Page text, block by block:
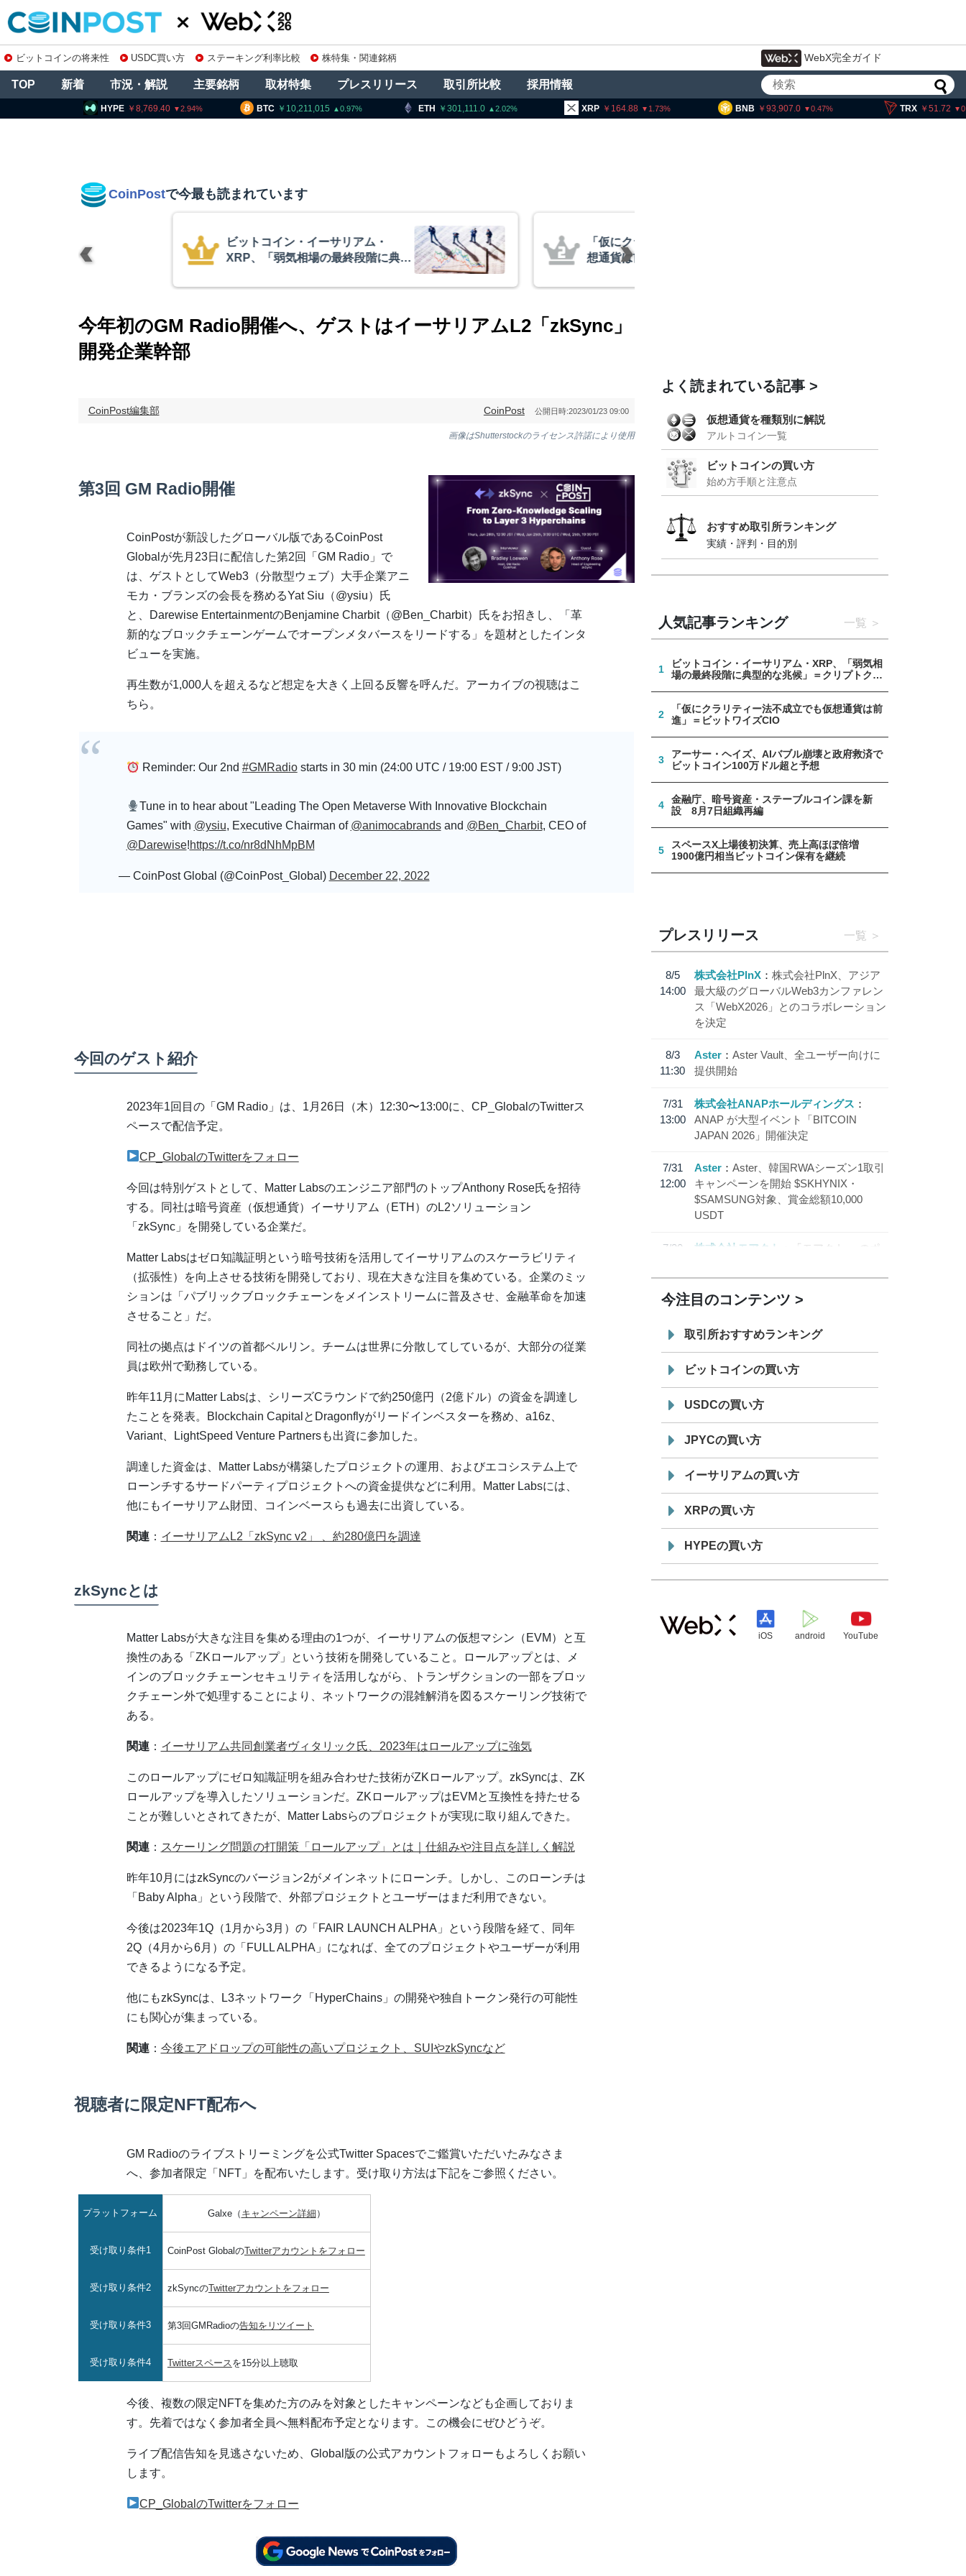
ビットコインの将来性 USDC買い方 ステーキング利率比較 株特集・関連銘柄 WebX完全ガイド
TOP 新着 市況・解説 主要銘柄 取材特集 プレスリリース 取引所比較 採用情報
BTC 10,211,015 ETH 301,111.0 XRP 164.88 BNB 93,907.0 TRX 51.72 SOL
CoinPostで今最も読まれています
「仮にクラリティー法不成立でも仮
想通貨は前進」＝ビットワイズCIO
アーサー・ヘイズ、AIバブル崩壊と
政府救済でビットコイン100万ドル
今年初のGM Radio開催へ、ゲストはイーサリアムL2「zkSync」
開発企業幹部
CoinPost編集部 CoinPost 公開日時:2023/01/23 09:00
画像はShutterstockのライセンス許諾により使用
第3回 GM Radio開催
CoinPostが新設したグローバル版であるCoinPost
Globalが先月23日に配信した第2回「GM Radio」で
は、ゲストとしてWeb3（分散型ウェブ）大手企業アニ
モカ・ブランズの会長を務めるYat Siu（@ysiu）氏
と、Darewise EntertainmentのBenjamine Charbit（@Ben_Charbit）氏をお招きし、「革
新的なブロックチェーンゲームでオープンメタバースをリードする」を題材としたインタ
ビューを実施。
再生数が1,000人を超えるなど想定を大きく上回る反響を呼んだ。アーカイブの視聴はこ
ちら。
Reminder: Our 2nd #GMRadiostarts in 30 min (24:00 UTC / 19:00 EST / 9:00 JST)
Tune in to hear about "Leading The Open Metaverse With Innovative Blockchain
Games" with @ysiu, Executive Chairman of @animocabrandsand @Ben_Charbit, CEO of
@Darewise!https://t.co/nr8dNhMpBM
— CoinPost Global (@CoinPost_Global) December 22, 2022
今回のゲスト紹介
2023年1回目の「GM Radio」は、1月26日（木）12:30〜13:00に、CP_GlobalのTwitterス
ペースで配信予定。
CP_GlobalのTwitterをフォロー
今回は特別ゲストとして、Matter Labsのエンジニア部門のトップAnthony Rose氏を招待
する。同社は暗号資産（仮想通貨）イーサリアム（ETH）のL2ソリューション
「zkSync」を開発している企業だ。
Matter Labsはゼロ知識証明という暗号技術を活用してイーサリアムのスケーラビリティ
（拡張性）を向上させる技術を開発しており、現在大きな注目を集めている。企業のミッ
ションは「パブリックブロックチェーンをメインストリームに普及させ、金融革命を加速
させること」だ。
同社の拠点はドイツの首都ベルリン。チームは世界に分散してしているが、大部分の従業
員は欧州で勤務している。
昨年11月にMatter Labsは、シリーズCラウンドで約250億円（2億ドル）の資金を調達し
たことを発表。Blockchain CapitalとDragonflyがリードインベスターを務め、a16z、
Variant、LightSpeed Venture Partnersも出資に参加した。
調達した資金は、Matter Labsが構築したプロジェクトの運用、およびエコシステム上で
ローンチするサードパーティプロジェクトへの資金提供などに利用。Matter Labsには、
他にもイーサリアム財団、コインベースらも過去に出資している。
関連： イーサリアムL2「zkSync v2」 、約280億円を調達
zkSyncとは
Matter Labsが大きな注目を集める理由の1つが、イーサリアムの仮想マシン（EVM）と互
換性のある「ZKロールアップ」という技術を開発していること。ロールアップとは、メ
インのブロックチェーンセキュリティを活用しながら、トランザクションの一部をブロッ
クチェーン外で処理することにより、ネットワークの混雑解消を図るスケーリング技術で
ある。
関連： イーサリアム共同創業者ヴィタリック氏、2023年はロールアップに強気
このロールアップにゼロ知識証明を組み合わせた技術がZKロールアップ。zkSyncは、ZK
ロールアップを導入したソリューションだ。ZKロールアップはEVMと互換性を持たせる
ことが難しいとされてきたが、Matter Labsらのプロジェクトが実現に取り組んできた。
関連： スケーリング問題の打開策「ロールアップ」とは｜仕組みや注目点を詳しく解説
昨年10月にはzkSyncのバージョン2がメインネットにローンチ。しかし、このローンチは
「Baby Alpha」という段階で、外部プロジェクトとユーザーはまだ利用できない。
今後は2023年1Q（1月から3月）の「FAIR LAUNCH ALPHA」という段階を経て、同年
2Q（4月から6月）の「FULL ALPHA」になれば、全てのプロジェクトやユーザーが利用
できるようになる予定。
他にもzkSyncは、L3ネットワーク「HyperChains」の開発や独自トークン発行の可能性
にも関心が集まっている。
関連： 今後エアドロップの可能性の高いプロジェクト、SUIやzkSyncなど
視聴者に限定NFT配布へ
GM Radioのライブストリーミングを公式Twitter Spacesでご鑑賞いただいたみなさま
へ、参加者限定「NFT」を配布いたします。受け取り方法は下記をご参照ください。
プラットフォーム Galxe（ キャンペーン詳細 ）
受け取り条件1 CoinPost GlobalのTwitterアカウントをフォロー
受け取り条件2 zkSyncのTwitterアカウントをフォロー
受け取り条件3 第3回GMRadioの告知をリツイート
受け取り条件4 Twitterスペース を15分以上聴取
今後、複数の限定NFTを集めた方のみを対象としたキャンペーンなども企画しておりま
す。先着ではなく参加者全員へ無料配布予定となります。この機会にぜひどうぞ。
ライブ配信告知を見逃さないため、Global版の公式アカウントフォローもよろしくお願い
します。
CP_GlobalのTwitterをフォロー
よく読まれている記事
仮想通貨を種類別に解説
アルトコイン一覧
ビットコインの買い方
始め方手順と注意点
おすすめ取引所ランキング
実績・評判・目的別
人気記事ランキング 一覧
1
ビットコイン・イーサリアム・XRP、「弱気相
場の最終段階に典型的な兆候」＝クリプトクア
2
「仮にクラリティー法不成立でも仮想通貨は前
進」＝ビットワイズCIO
3
アーサー・ヘイズ、AIバブル崩壊と政府救済で
ビットコイン100万ドル超と予想
4
金融庁、暗号資産・ステーブルコイン課を新
設 8月7日組織再編
5
スペースX上場後初決算、売上高ほぼ倍増
1900億円相当ビットコイン保有を継続
プレスリリース 一覧
8/5
14:00
株式会社PlnX
株式会社PlnX、アジア
最大級のグローバルWeb3カンファレン
ス「WebX2026」とのコラボレーション
を決定
8/3
11:30
Aster
Aster Vault、全ユーザー向けに
提供開始
7/31
13:00
株式会社ANAPホールディングス
ANAP が大型イベント「BITCOIN
JAPAN 2026」開催決定
7/31
12:00
Aster
Aster、韓国RWAシーズン1取引
キャンペーンを開始 $SKHYNIX・
$SAMSUNG対象、賞金総額10,000
USDT
7/30
株式会社モアクト
「モアクト」 のポ
「 JPYC」を追加
19:30
てステーブルコイン「JPYSC」徹底解
説セミナーを開催
今注目のコンテンツ
取引所おすすめランキング
ビットコインの買い方
USDCの買い方
JPYCの買い方
イーサリアムの買い方
XRPの買い方
HYPEの買い方
iOS android YouTube